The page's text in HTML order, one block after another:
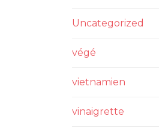
Uncategorized
végé
vietnamien
vinaigrette